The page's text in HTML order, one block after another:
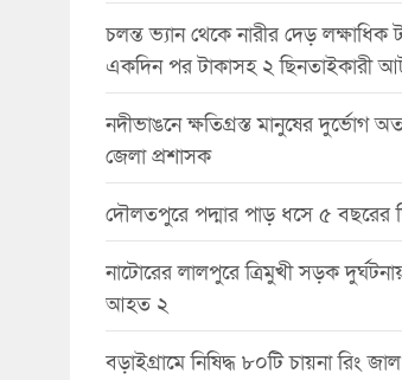
চলন্ত ভ্যান থেকে নারীর দেড় লক্ষাধিক
একদিন পর টাকাসহ ২ ছিনতাইকারী
নদীভাঙনে ক্ষতিগ্রস্ত মানুষের দুর্ভোগ
জেলা প্রশাসক
দৌলতপুরে পদ্মার পাড় ধসে ৫ বছরের
নাটোরের লালপুরে ত্রিমুখী সড়ক
আহত ২
বড়াইগ্রামে নিষিদ্ধ ৮০টি চায়না রিং